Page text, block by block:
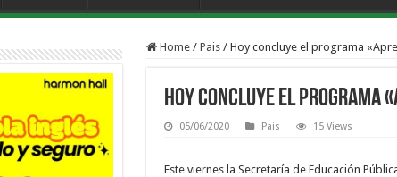
Home / Pais / Hoy concluye el programa
Hoy concluye el programa
05/06/2020 Pais 15 Views
Este viernes la Secretaría de Educación